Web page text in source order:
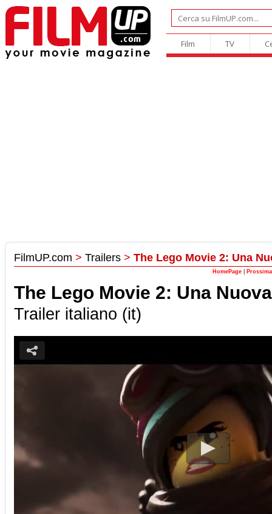
Film TV
FilmUP.com > Trailers > The Lego Movie 2: Una
HomePage
The Lego Movie 2: Una
Trailer italiano (it)